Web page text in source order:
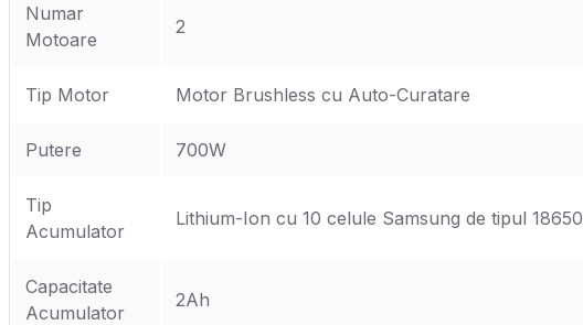
Numar
Motoare
2
Tip Motor Motor Brushless cu Auto-Curatare
Putere 700W
Tip
Acumulator
Lithium-Ion cu 10 celule Samsung de tipul 18650
Capacitate
Acumulator
2Ah